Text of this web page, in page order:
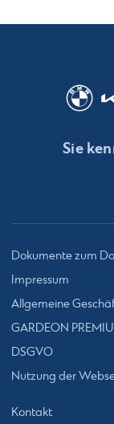
Sie
Dokumente zum
Impressum
Allgemeine
GARDEON
DSGVO
Nutzung der
Kontakt